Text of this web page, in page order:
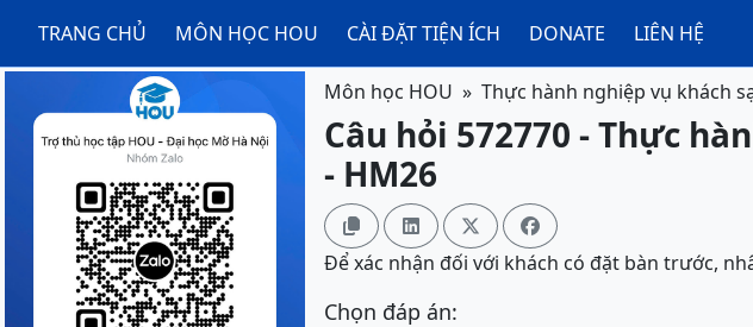
TRANG CHỦ MÔN HỌC HOU CÀI ĐẶT TIỆN ÍCH DONATE LIÊN HỆ
Môn học HOU Thực hành nghiệp vụ khách
Câu hỏi 572770 - Thực
- HM26
   
Để xác nhận đối với khách có đặt bàn trước,
Chọn đáp án: